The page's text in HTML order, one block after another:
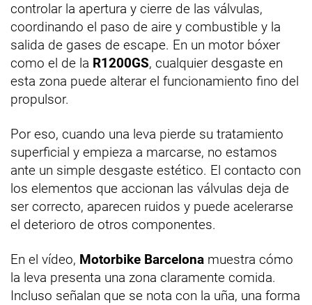
controlar la apertura y cierre de las válvulas,
coordinando el paso de aire y combustible y la
salida de gases de escape. En un motor bóxer
como el de la R1200GS, cualquier desgaste en
esta zona puede alterar el funcionamiento fino del
propulsor.
Por eso, cuando una leva pierde su tratamiento
superficial y empieza a marcarse, no estamos
ante un simple desgaste estético. El contacto con
los elementos que accionan las válvulas deja de
ser correcto, aparecen ruidos y puede acelerarse
el deterioro de otros componentes.
En el vídeo, Motorbike Barcelona muestra cómo
la leva presenta una zona claramente comida.
Incluso señalan que se nota con la uña, una forma